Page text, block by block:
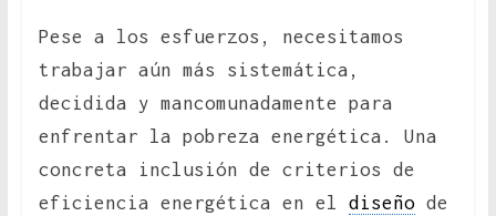
Pese a los esfuerzos, necesitamos
trabajar aún más sistemática,
decidida y mancomunadamente para
enfrentar la pobreza energética. Una
concreta inclusión de criterios de
eficiencia energética en el diseñode